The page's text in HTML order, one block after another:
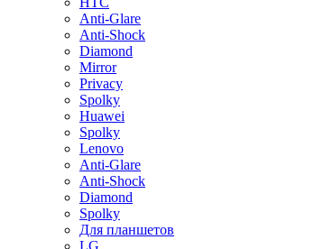
Anti-Glare
Anti-Shock
Diamond
Mirror
Privacy
Spolky
Huawei
Spolky
Lenovo
Anti-Glare
Anti-Shock
Diamond
Spolky
Для планшетов